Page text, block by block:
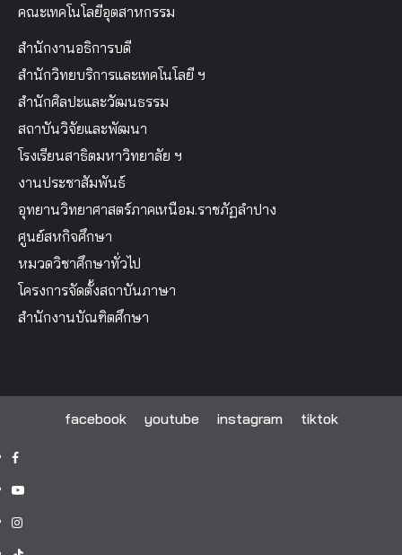
คณะเทคโนโลยีอุตสาหกรรม
สำนักงานอธิการบดี
สำนักวิทยบริการและเทคโนโลยี ฯ
สำนักศิลปะและวัฒนธรรม
สถาบันวิจัยและพัฒนา
โรงเรียนสาธิตมหาวิทยาลัย ฯ
งานประชาสัมพันธ์
อุทยานวิทยาศาสตร์ภาคเหนือม.ราชภัฏลำปาง
ศูนย์สหกิจศึกษา
หมวดวิชาศึกษาทั่วไป
โครงการจัดตั้งสถาบันภาษา
สำนักงานบัณฑิตศึกษา
facebook youtube instagram tiktok
facebook
youtube
instagram